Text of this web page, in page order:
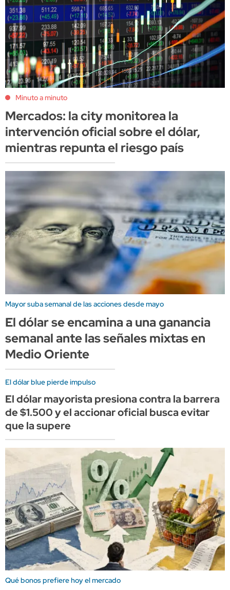
Minuto a minuto
Mercados: la city monitorea la
intervención oficial sobre el dólar,
mientras repunta el riesgo país
Mayor suba semanal de las acciones desde mayo
El dólar se encamina a una ganancia
semanal ante las señales mixtas en
Medio Oriente
El dólar blue pierde impulso
El dólar mayorista presiona contra la barrera
de $1.500 y el accionar oficial busca evitar
que la supere
Qué bonos prefiere hoy el mercado